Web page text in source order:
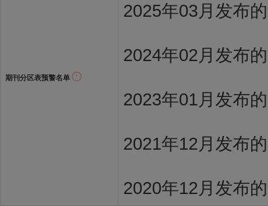
期刊分区表预警名单
2025年03月发布
2024年02月发布
2023年01月发布
2021年12月发布
2020年12月发布